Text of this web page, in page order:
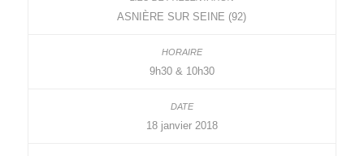
ASNIÈRE SUR SEINE (92)
9h30 & 10h30
18 janvier 2018